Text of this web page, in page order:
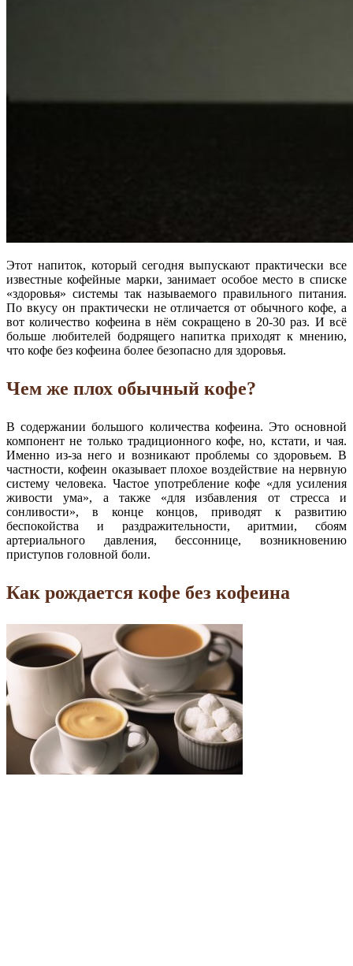
Этот напиток, который сегодня выпускают практически все
известные кофейные марки, занимает особое место в списке
«здоровья» системы так называемого правильного питания.
По вкусу он практически не отличается от обычного кофе, а
вот количество кофеина в нём сокращено в 20-30 раз. И всё
больше любителей бодрящего напитка приходят к мнению,
что кофе без кофеина более безопасно для здоровья.
Чем же плох обычный кофе?
В содержании большого количества кофеина. Это основной
компонент не только традиционного кофе, но, кстати, и чая.
Именно из-за него и возникают проблемы со здоровьем. В
частности, кофеин оказывает плохое воздействие на нервную
систему человека. Частое употребление кофе «для усиления
живости ума», а также «для избавления от стресса и
сонливости», в конце концов, приводят к развитию
беспокойства и раздражительности, аритмии, сбоям
артериального давления, бессоннице, возникновению
приступов головной боли.
Как рождается кофе без кофеина